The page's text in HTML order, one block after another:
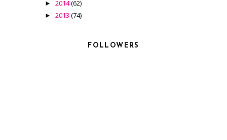
►2014(62)
►2013(74)
FOLLOWERS